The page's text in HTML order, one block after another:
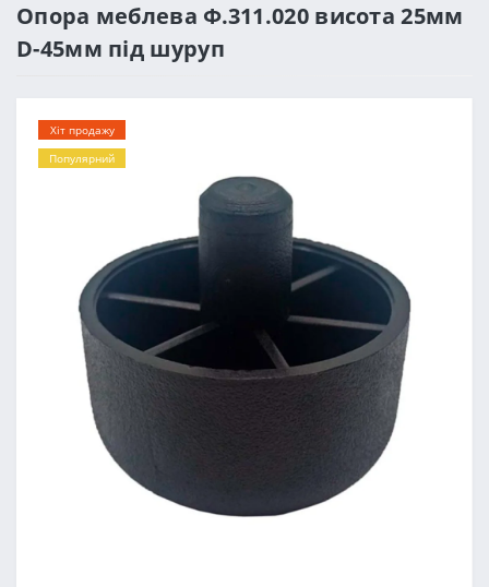
Опора меблева Ф.311.020 висота 25мм
D-45мм під шуруп
Хіт продажу
Популярний